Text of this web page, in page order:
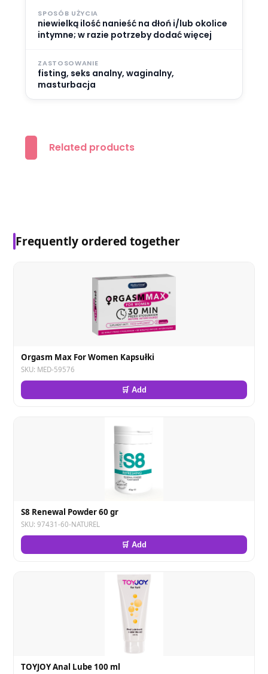
SPOSÓB UŻYCIA
niewielką ilość nanieść na dłoń i/lub okolice
intymne; w razie potrzeby dodać więcej
ZASTOSOWANIE
fisting, seks analny, waginalny,
masturbacja
Related products
Frequently ordered together
Orgasm Max For Women Kapsułki
SKU: MED-59576
🛒 Add
S8 Renewal Powder 60 gr
SKU: 97431-60-NATUREL
🛒 Add
TOYJOY Anal Lube 100 ml